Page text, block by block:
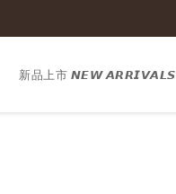
新品上市 𝙉𝙀𝙒 𝘼𝙍𝙍𝙄𝙑𝘼𝙇𝙎